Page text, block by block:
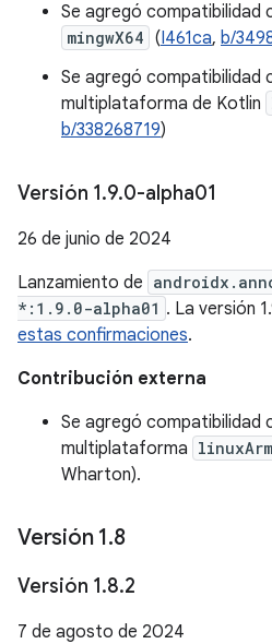
Se agregó compatibilidad
mingwX64 (I461ca, b/
Se agregó compatibilidad
multiplataforma de Kotlin
b/338268719)
Versión 1.9.0-alpha01
26 de junio de 2024
Lanzamiento de
*:1.9.0-alpha01 . La versión
estas confirmaciones.
Contribución externa
Se agregó compatibilidad
multiplataforma
Wharton).
Versión 1.8
Versión 1.8.2
7 de agosto de 2024